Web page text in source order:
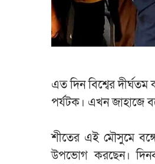
এত দিন বিশ্বের
পর্যটক। এখন জাহাজে
শীতের এই মৌসুমে
উপভোগ করছেন।